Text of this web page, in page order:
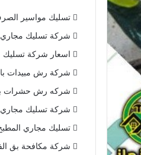
ك
تسليك مواسير
شركة تسليك مجاري
اسعار شركة تسليك
شركة رش مبيدات
شركه رش حشرات
شركة تسليك مجاري
تسليك مجاري
شركة مكافحة بق